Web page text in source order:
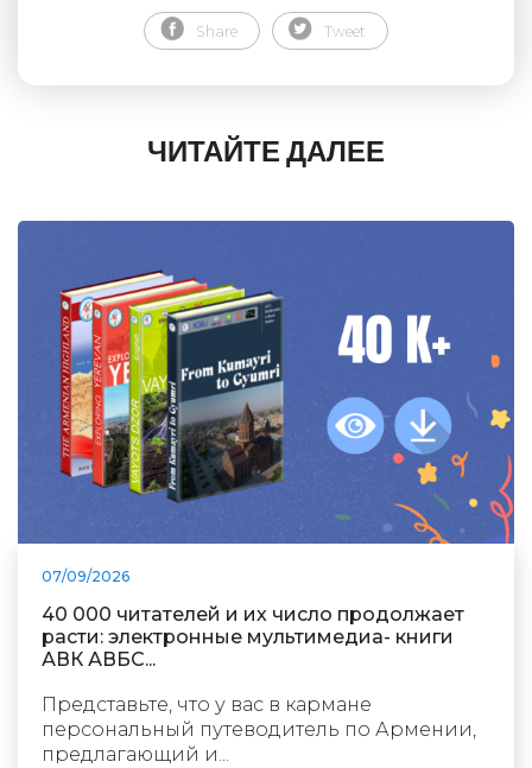
Share Tweet
ЧИТАЙТЕ ДАЛЕЕ
07/09/2026
40 000 читателей и их число продолжает
расти: электронные мультимедиа- книги
АВК АВБС...
Представьте, что у вас в кармане
персональный путеводитель по Армении,
предлагающий и...